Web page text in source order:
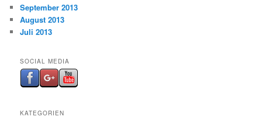
September 2013
August 2013
Juli 2013
SOCIAL MEDIA
KATEGORIEN